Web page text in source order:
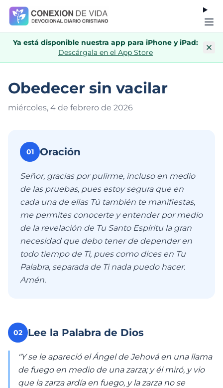
Ya está disponible nuestra app para iPhone y iPad:
Descárgala en el App Store
Obedecer sin vacilar
miércoles, 4 de febrero de 2026
01 Oración
Señor, gracias por pulirme, incluso en medio
de las pruebas, pues estoy segura que en
cada una de ellas Tú también te manifiestas,
me permites conocerte y entender por medio
de la revelación de Tu Santo Espíritu la gran
necesidad que debo tener de depender en
todo tiempo de Ti, pues como dices en Tu
Palabra, separada de Ti nada puedo hacer.
Amén.
02 Lee la Palabra de Dios
"Y se le apareció el Ángel de Jehová en una llama
de fuego en medio de una zarza; y él miró, y vio
que la zarza ardía en fuego, y la zarza no se